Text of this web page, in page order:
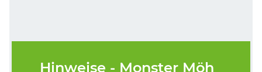
Hinweise - Monster Möh